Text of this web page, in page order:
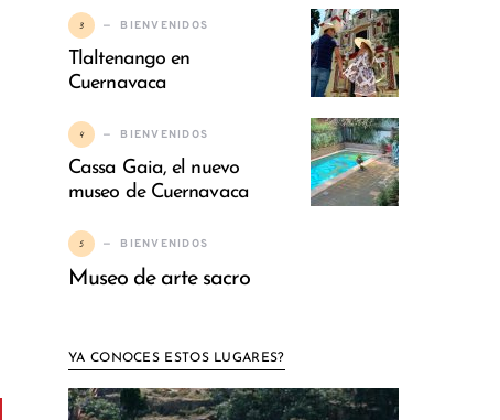
3 BIENVENIDOS
Tlaltenango en
Cuernavaca
4 BIENVENIDOS
Cassa Gaia, el nuevo
museo de Cuernavaca
5 BIENVENIDOS
Museo de arte sacro
YA CONOCES ESTOS LUGARES?